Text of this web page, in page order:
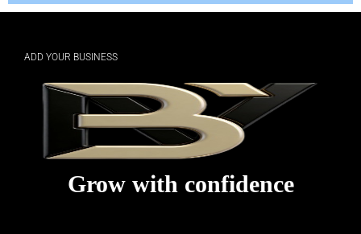
Grow with confidence